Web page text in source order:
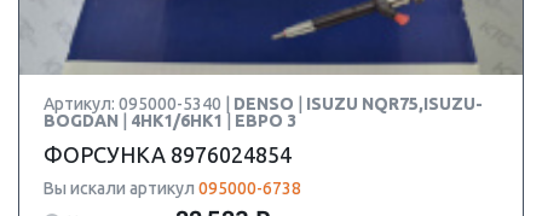
Артикул: 095000-5340 | DENSO
ISUZU NQR75,ISUZU-
BOGDAN
4HK1/6HK1 ЕВРО 3
ФОРСУНКА 8976024854
Вы искали артикул 095000-6738